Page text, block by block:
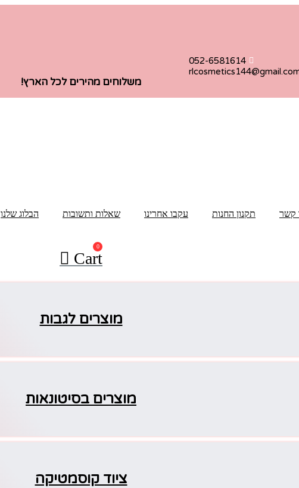
052-6581614
משלוחים מהירים לכל הארץ!
קשר תקנון החנות עקבו אחרינו שאלות ותשובות הבלוג שלנו
Cart
מוצרים לגבות
מוצרים בסיטונאות
ציוד קוסמטיקה